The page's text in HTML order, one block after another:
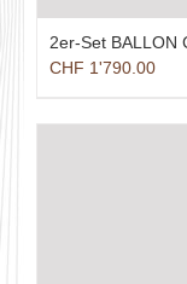
2er-Set BALLON
CHF 1'790.00